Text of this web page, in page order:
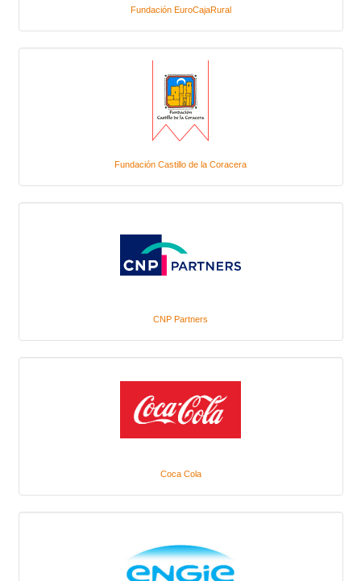
Fundación EuroCajaRural
Fundación Castillo de la Coracera
CNP Partners
Coca Cola